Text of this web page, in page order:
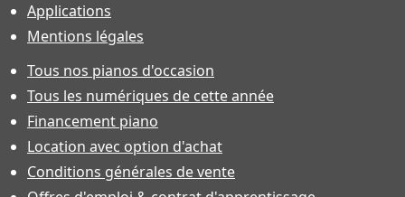
Applications
Mentions légales
Tous nos pianos d'occasion
Tous les numériques de cette année
Financement piano
Location avec option d'achat
Conditions générales de vente